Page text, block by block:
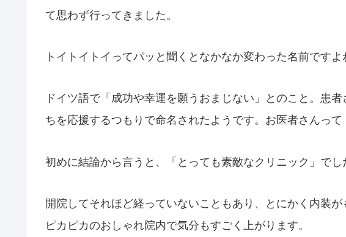
て思わず行ってきました。
トイトイトイってパッと聞くとなかなか変わった名前ですよ
ドイツ語で「成功や幸運を願うおまじない」とのこと。患
ちを応援するつもりで命名されたようです。お医者さんって
初めに結論から言うと、「とっても素敵なクリニック」でし
開院してそれほど経っていないこともあり、とにかく内装
ピカピカのおしゃれ院内で気分もすごく上がります。